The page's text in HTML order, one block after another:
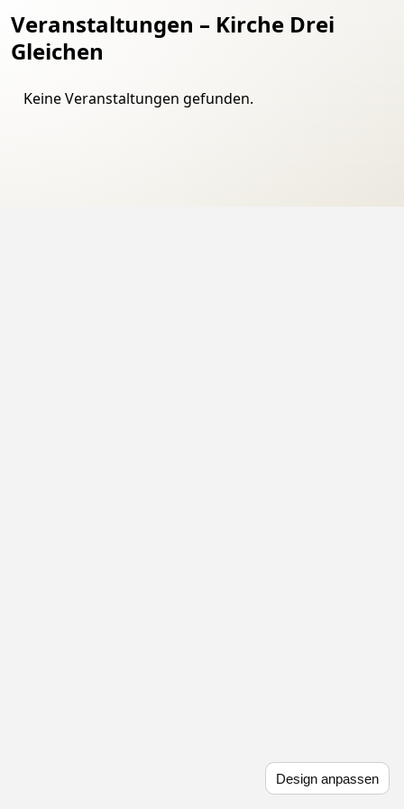
Design anpassen
Veranstaltungen – Kirche Drei
Gleichen
Keine Veranstaltungen gefunden.